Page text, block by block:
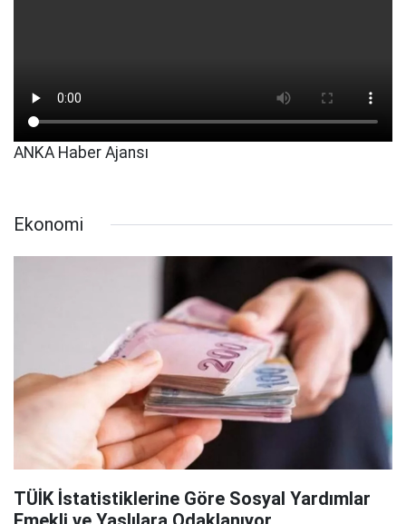
ANKA Haber Ajansı
Ekonomi
TÜİK İstatistiklerine Göre Sosyal Yardımlar